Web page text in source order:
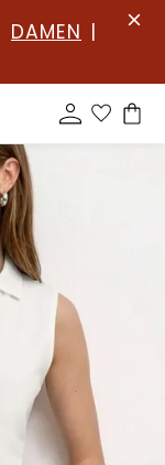
DAMEN |